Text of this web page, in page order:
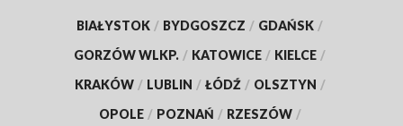
BIAŁYSTOK / BYDGOSZCZ / GDAŃSK /
GORZÓW WLKP. / KATOWICE / KIELCE /
KRAKÓW / LUBLIN / ŁÓDŹ / OLSZTYN /
OPOLE / POZNAŃ / RZESZÓW /